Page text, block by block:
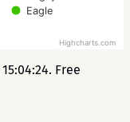
Eagle
Highcharts.com
Free